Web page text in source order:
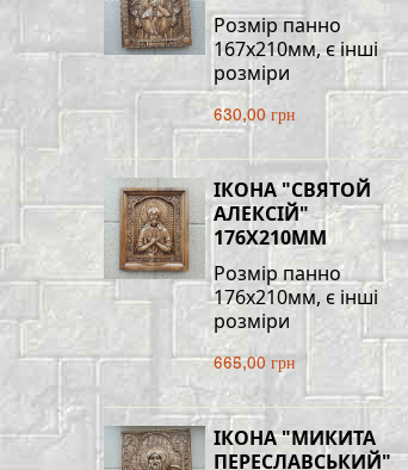
Розмір панно
167х210мм, є інші
розміри
630,00 грн
ІКОНА "СВЯТОЙ
АЛЕКСІЙ"
176Х210ММ
Розмір панно
176х210мм, є інші
розміри
665,00 грн
ІКОНА "МИКИТА
ПЕРЕСЛАВСЬКИЙ"